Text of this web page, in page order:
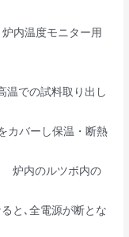
内温度モニター用
での試料取り出し
カバーし保温・断熱
炉内のルツボ内の
と､全電源が断とな